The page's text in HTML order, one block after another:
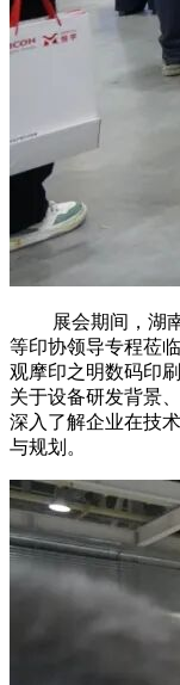
展会期间，湖南
等印协领导专程莅
观摩印之明数码印
关于设备研发背景
深入了解企业在技
与规划。